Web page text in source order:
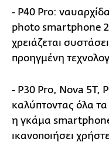
- P40 Pro:
photo smartphone
χρειάζεται
προηγμένη
- P30 Pro, Nova 5T,
καλύπτοντας όλα
η γκάμα
ικανοποιήσει